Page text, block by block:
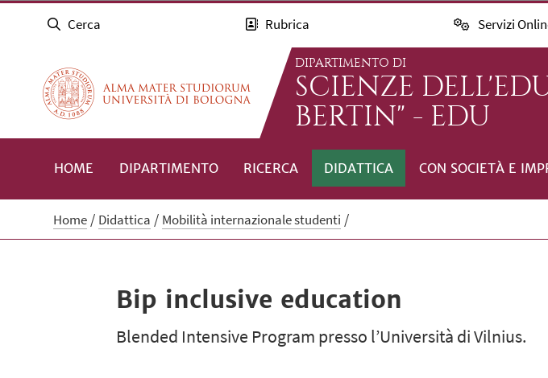
Cerca Rubrica Servizi
DIPARTIMENTO DI
SCIENZE
BERTIN" - EDU
HOME DIPARTIMENTO RICERCA DIDATTICA CON SOCIETÀ E
Home Didattica Mobilità internazionale studenti
Bip inclusive education
Blended Intensive Program presso l’Università di Vilnius.